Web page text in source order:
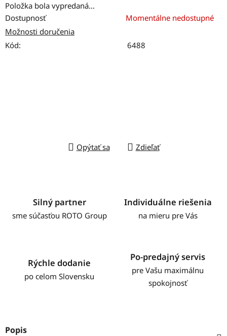
Položka bola vypredaná…
Dostupnosť
Momentálne nedostupné
Možnosti doručenia
Kód:
6488
Opýtať sa Zdieľať
Silný partner
sme súčasťou ROTO Group
Individuálne riešenia
na mieru pre Vás
Rýchle dodanie
po celom Slovensku
Po-predajný servis
pre Vašu maximálnu
spokojnosť
Popis